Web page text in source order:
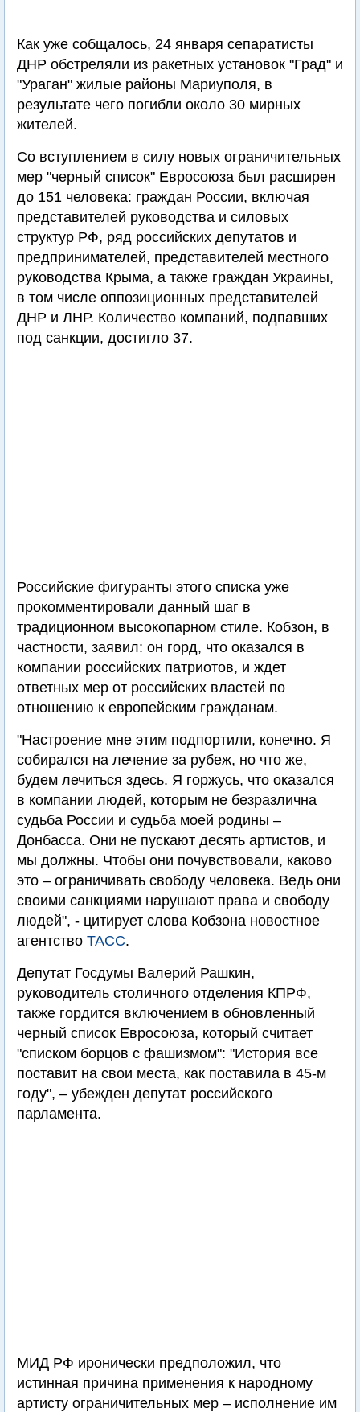
Как уже собщалось, 24 января сепаратисты
ДНР обстреляли из ракетных установок "Град" и
"Ураган" жилые районы Мариуполя, в
результате чего погибли около 30 мирных
жителей.
Со вступлением в силу новых ограничительных
мер "черный список" Евросоюза был расширен
до 151 человека: граждан России, включая
представителей руководства и силовых
структур РФ, ряд российских депутатов и
предпринимателей, представителей местного
руководства Крыма, а также граждан Украины,
в том числе оппозиционных представителей
ДНР и ЛНР. Количество компаний, подпавших
под санкции, достигло 37.
Российские фигуранты этого списка уже
прокомментировали данный шаг в
традиционном высокопарном стиле. Кобзон, в
частности, заявил: он горд, что оказался в
компании российских патриотов, и ждет
ответных мер от российских властей по
отношению к европейским гражданам.
"Настроение мне этим подпортили, конечно. Я
собирался на лечение за рубеж, но что же,
будем лечиться здесь. Я горжусь, что оказался
в компании людей, которым не безразлична
судьба России и судьба моей родины –
Донбасса. Они не пускают десять артистов, и
мы должны. Чтобы они почувствовали, каково
это – ограничивать свободу человека. Ведь они
своими санкциями нарушают права и свободу
людей", - цитирует слова Кобзона новостное
агентство ТАСС.
Депутат Госдумы Валерий Рашкин,
руководитель столичного отделения КПРФ,
также гордится включением в обновленный
черный список Евросоюза, который считает
"списком борцов с фашизмом": "История все
поставит на свои места, как поставила в 45-м
году", – убежден депутат российского
парламента.
МИД РФ иронически предположил, что
истинная причина применения к народному
артисту ограничительных мер – исполнение им